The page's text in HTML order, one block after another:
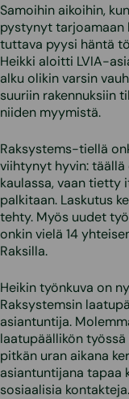
Samoihin aikoihin,
pystynyt tarjoamaan
tuttava pyysi häntä
Heikki aloitti LVIA-
alku olikin varsin
suuriin rakennuksiin
niiden myymistä.
Raksystems-tiellä
viihtynyt hyvin:
kaulassa, vaan
palkitaan. Laskutus
tehty. Myös uudet
onkin vielä 14
Raksilla.
Heikin työnkuva on
Raksystemsin
asiantuntija.
laatupäällikön
pitkän uran aikana
asiantuntijana tapaa
sosiaalisia kontakteja.